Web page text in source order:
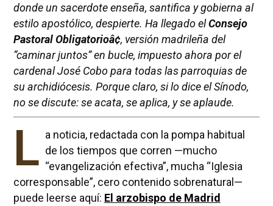
donde un sacerdote enseña, santifica y gobierna al
estilo apostólico, despierte. Ha llegado elConsejo
Pastoral Obligatorioâ¢, versión madrileña del
“caminar juntos” en bucle, impuesto ahora por el
cardenal José Cobo para todas las parroquias de
su archidiócesis. Porque claro, si lo dice el Sínodo,
no se discute: se acata, se aplica, y se aplaude.
L a noticia, redactada con la pompa habitual
de los tiempos que corren —mucho
“evangelización efectiva”, mucha “Iglesia
corresponsable”, cero contenido sobrenatural—
puede leerse aquí: El arzobispo de Madrid